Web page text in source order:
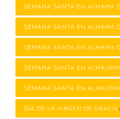
SEMANA SANTA EN ALHAMA
SEMANA SANTA EN ALHAMA
SEMANA SANTA EN ALHAMA
SEMANA SANTA EN
SEMANA SANTA EN
DÍA DE LA VIRGEN DE GRACIA